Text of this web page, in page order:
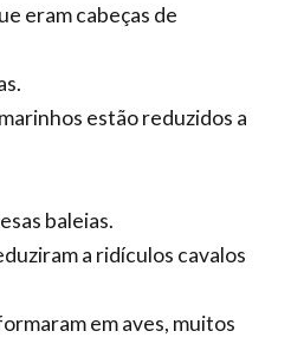
eram cabeças de
estão reduzidos a
baleias.
a ridículos cavalos
em aves, muitos